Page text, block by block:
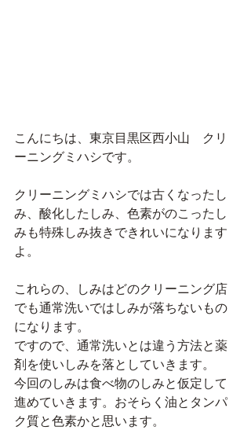
こんにちは、東京目黒区西小山　クリ
ーニングミハシです。
クリーニングミハシでは古くなったし
み、酸化したしみ、色素がのこったし
みも特殊しみ抜きできれいになります
よ。
これらの、しみはどのクリーニング店
でも通常洗いではしみが落ちないもの
になります。
ですので、通常洗いとは違う方法と薬
剤を使いしみを落としていきます。
今回のしみは食べ物のしみと仮定して
進めていきます。おそらく油とタンパ
ク質と色素かと思います。